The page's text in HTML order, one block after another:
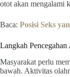
otot akan mengalami
Baca: Posisi Seks
Langkah
Masyarakat perlu
bawah. Aktivitas